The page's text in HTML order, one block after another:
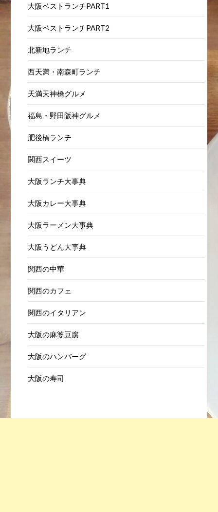
大阪ベストランチPART1
大阪ベストランチPART2
北新地ランチ
西天満・南森町ランチ
天満天神橋グルメ
福島・野田阪神グルメ
肥後橋ランチ
関西スイーツ
大阪ランチ大事典
大阪カレー大事典
大阪ラーメン大事典
大阪うどん大事典
関西の中華
関西のカフェ
関西のイタリアン
大阪の麻婆豆腐
大阪のハンバーグ
大阪の寿司